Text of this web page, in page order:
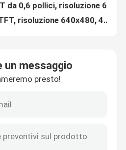
10Display LCD TFT da 0,1 pollici, 1024x600 Alta risoluzione, 40 pin Interfaccia LVDS 8bit
un messaggio
presto!